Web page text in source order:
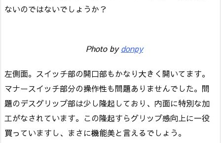
ないのではないでしょうか？
Photo bydonpy
左側面。スイッチ部の開口部もかなり大きく開いてます。
マナースイッチ部分の操作性も問題ありませんでした。問
題のデスグリップ部は少し隆起しており、内面に特別な加
工がなされています。この隆起すらグリップ感向上に一役
買っていますし、まさに機能美と言えるでしょう。